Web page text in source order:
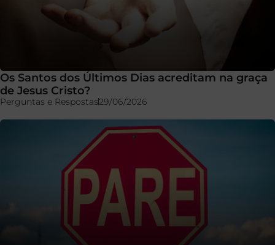
Os Santos dos Últimos Dias acreditam na graça
de Jesus Cristo?
Perguntas e Respostas29/06/2026